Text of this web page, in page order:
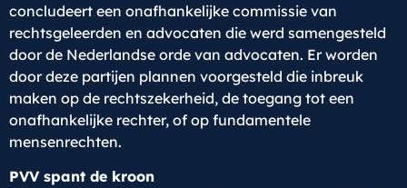
concludeert een onafhankelijke commissie van
rechtsgeleerden en advocaten die werd samengesteld
door de Nederlandse orde van advocaten. Er worden
door deze partijen plannen voorgesteld die inbreuk
maken op de rechtszekerheid, de toegang tot een
onafhankelijke rechter, of op fundamentele
mensenrechten.
PVV spant de kroon